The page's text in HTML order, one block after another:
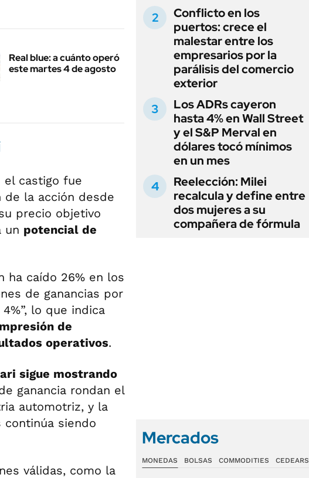
Real blue: a cuánto operó
este martes 4 de agosto
el castigo fue
de la acción desde
precio objetivo
un potencial de
ha caído 26% en los
de ganancias por
lo que indica
de
operativos.
sigue mostrando
ganancia rondan el
automotriz, y la
siendo
válidas, como la
Conflicto en los
puertos: crece el
malestar entre los
empresarios por la
parálisis del comercio
exterior
Los ADRs cayeron
hasta 4% en Wall Street
y el S&P Merval en
dólares tocó mínimos
en un mes
Reelección: Milei
recalcula y define entre
dos mujeres a su
compañera de fórmula
Mercados
MONEDAS BOLSAS COMMODITIES CEDEARS